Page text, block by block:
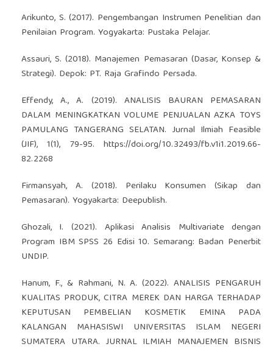
Arikunto, S. (2017). Pengembangan Instrumen Penelitian dan
Penilaian Program. Yogyakarta: Pustaka Pelajar.
Assauri, S. (2018). Manajemen Pemasaran (Dasar, Konsep &
Strategi). Depok: PT. Raja Grafindo Persada.
Effendy, A., A. (2019). ANALISIS BAURAN PEMASARAN
DALAM MENINGKATKAN VOLUME PENJUALAN AZKA TOYS
PAMULANG TANGERANG SELATAN. Jurnal Ilmiah Feasible
(JIF), 1(1), 79-95.https://doi.org/10.32493/fb.v1i1.2019.66-
82.2268
Firmansyah, A. (2018). Perilaku Konsumen (Sikap dan
Pemasaran). Yogyakarta: Deepublish.
Ghozali, I. (2021). Aplikasi Analisis Multivariate dengan
Program IBM SPSS 26 Edisi 10. Semarang: Badan Penerbit
UNDIP.
Hanum, F., & Rahmani, N. A. (2022). ANALISIS PENGARUH
KUALITAS PRODUK, CITRA MEREK DAN HARGA TERHADAP
KEPUTUSAN PEMBELIAN KOSMETIK EMINA PADA
KALANGAN MAHASISWI UNIVERSITAS ISLAM NEGERI
SUMATERA UTARA. JURNAL ILMIAH MANAJEMEN BISNIS